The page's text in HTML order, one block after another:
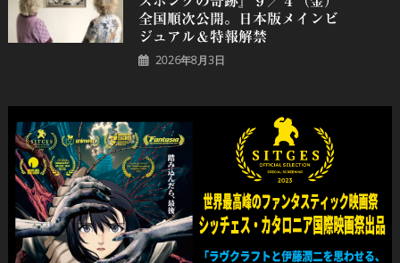
全国順次公開。日本版メインビ
ジュアル＆特報解禁
2026年8月3日